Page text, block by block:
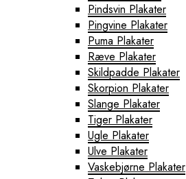
Pindsvin Plakater
Pingvine Plakater
Puma Plakater
Ræve Plakater
Skildpadde Plakater
Skorpion Plakater
Slange Plakater
Tiger Plakater
Ugle Plakater
Ulve Plakater
Vaskebjørne Plakater